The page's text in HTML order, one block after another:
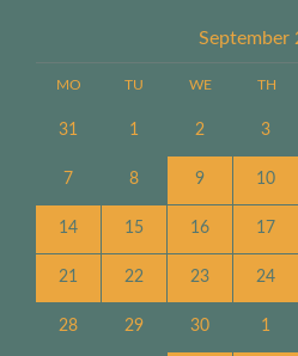
September
MO TU WE TH
31 1 2 3
7 8 9 10
14 15 16 17
21 22 23 24
28 29 30 1